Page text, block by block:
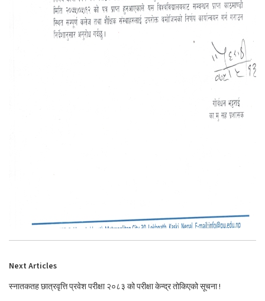
Next Articles
स्नातकतह छात्रवृत्ति प्रवेश परीक्षा २०८३ को परीक्षा केन्द्र तोकिएको सूचना !